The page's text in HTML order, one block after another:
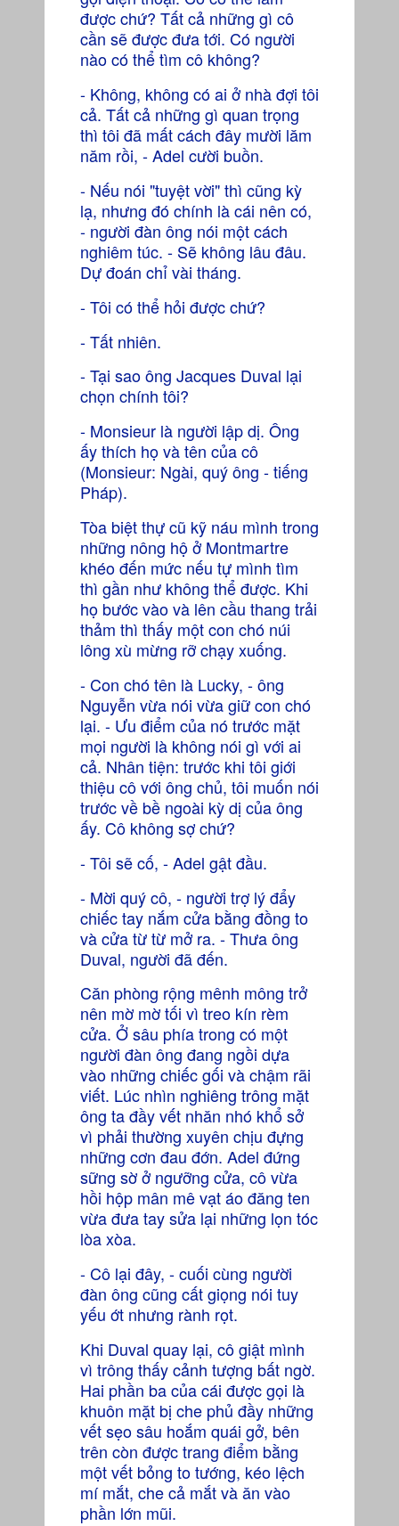
được chứ? Tất cả những gì cô
cần sẽ được đưa tới. Có người
nào có thể tìm cô không?
- Không, không có ai ở nhà đợi tôi
cả. Tất cả những gì quan trọng
thì tôi đã mất cách đây mười lăm
năm rồi, - Adel cười buồn.
- Nếu nói "tuyệt vời" thì cũng kỳ
lạ, nhưng đó chính là cái nên có,
- người đàn ông nói một cách
nghiêm túc. - Sẽ không lâu đâu.
Dự đoán chỉ vài tháng.
- Tôi có thể hỏi được chứ?
- Tất nhiên.
- Tại sao ông Jacques Duval lại
chọn chính tôi?
- Monsieur là người lập dị. Ông
ấy thích họ và tên của cô
(Monsieur: Ngài, quý ông - tiếng
Pháp).
Tòa biệt thự cũ kỹ náu mình trong
những nông hộ ở Montmartre
khéo đến mức nếu tự mình tìm
thì gần như không thể được. Khi
họ bước vào và lên cầu thang trải
thảm thì thấy một con chó núi
lông xù mừng rỡ chạy xuống.
- Con chó tên là Lucky, - ông
Nguyễn vừa nói vừa giữ con chó
lại. - Ưu điểm của nó trước mặt
mọi người là không nói gì với ai
cả. Nhân tiện: trước khi tôi giới
thiệu cô với ông chủ, tôi muốn nói
trước về bề ngoài kỳ dị của ông
ấy. Cô không sợ chứ?
- Tôi sẽ cố, - Adel gật đầu.
- Mời quý cô, - người trợ lý đẩy
chiếc tay nắm cửa bằng đồng to
và cửa từ từ mở ra. - Thưa ông
Duval, người đã đến.
Căn phòng rộng mênh mông trở
nên mờ mờ tối vì treo kín rèm
cửa. Ở sâu phía trong có một
người đàn ông đang ngồi dựa
vào những chiếc gối và chậm rãi
viết. Lúc nhìn nghiêng trông mặt
ông ta đầy vết nhăn nhó khổ sở
vì phải thường xuyên chịu đựng
những cơn đau đớn. Adel đứng
sững sờ ở ngưỡng cửa, cô vừa
hồi hộp mân mê vạt áo đăng ten
vừa đưa tay sửa lại những lọn tóc
lòa xòa.
- Cô lại đây, - cuối cùng người
đàn ông cũng cất giọng nói tuy
yếu ớt nhưng rành rọt.
Khi Duval quay lại, cô giật mình
vì trông thấy cảnh tượng bất ngờ.
Hai phần ba của cái được gọi là
khuôn mặt bị che phủ đầy những
vết sẹo sâu hoắm quái gở, bên
trên còn được trang điểm bằng
một vết bỏng to tướng, kéo lệch
mí mắt, che cả mắt và ăn vào
phần lớn mũi.